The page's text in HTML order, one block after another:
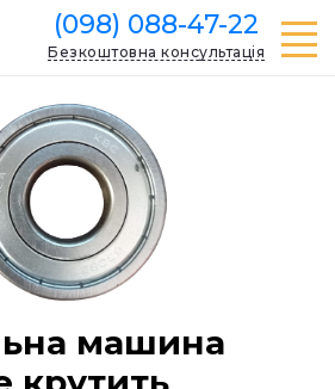
(098) 088-47-22
Безкоштовна консультація
машина